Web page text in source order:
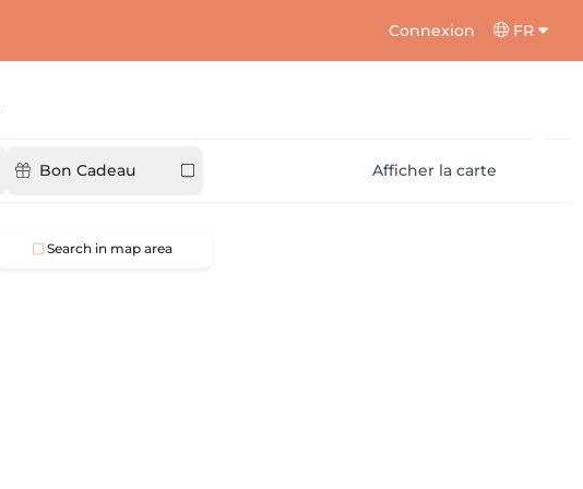
Connexion FR
Bon Cadeau Afficher la carte
Search in map area